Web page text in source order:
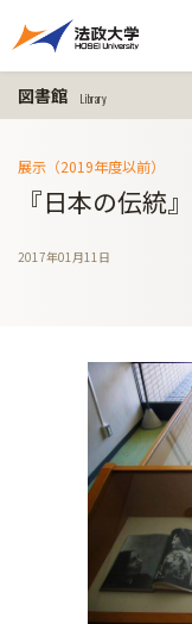
図書館 Library
展示（2019年度以前）
『日本の伝統
2017年01月11日